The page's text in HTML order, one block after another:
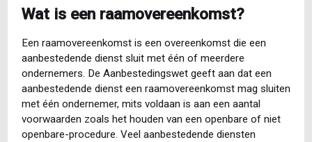
Wat is een raamovereenkomst?
Een raamovereenkomst is een overeenkomst die een
aanbestedende dienst sluit met één of meerdere
ondernemers. De Aanbestedingswet geeft aan dat een
aanbestedende dienst een raamovereenkomst mag sluiten
met één ondernemer, mits voldaan is aan een aantal
voorwaarden zoals het houden van een openbare of niet
openbare-procedure. Veel aanbestedende diensten